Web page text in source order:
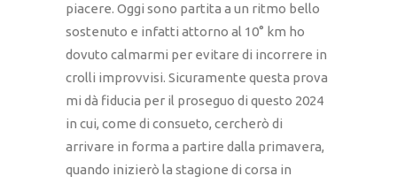
piacere. Oggi sono partita a un ritmo bello
sostenuto e infatti attorno al 10° km ho
dovuto calmarmi per evitare di incorrere in
crolli improvvisi. Sicuramente questa prova
mi dà fiducia per il proseguo di questo 2024
in cui, come di consueto, cercherò di
arrivare in forma a partire dalla primavera,
quando inizierò la stagione di corsa in